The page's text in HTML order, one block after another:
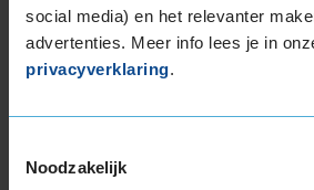
social media) en het relevanter
advertenties. Meer info lees je in
privacyverklaring.
Noodzakelijk